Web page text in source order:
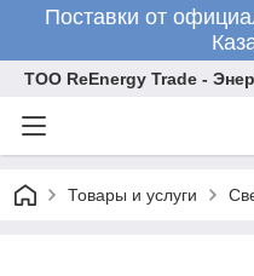
Поставки от
ТОО ReEnergy Trade -
Товары и услуги